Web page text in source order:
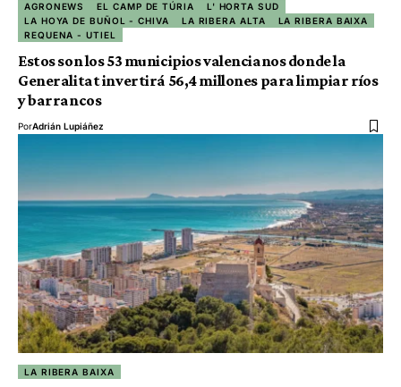
AGRONEWS EL CAMP DE TÚRIA
L' HORTA SUD
LA HOYA DE BUÑOL - CHIVA
LA RIBERA ALTA
LA RIBERA BAIXA
REQUENA - UTIEL
Estos son los 53 municipios valencianos donde la
Generalitat invertirá 56,4 millones para limpiar ríos
y barrancos
PorAdrián Lupiáñez
LA RIBERA BAIXA